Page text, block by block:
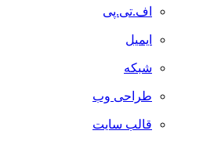
اف.تی.پی
ایمیل
شبکه
طراحی وب
قالب سایت